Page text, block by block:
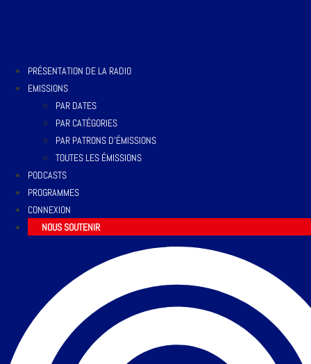
PRÉSENTATION DE LA RADIO
EMISSIONS
PAR DATES
PAR CATÉGORIES
PAR PATRONS D’ÉMISSIONS
TOUTES LES ÉMISSIONS
PODCASTS
PROGRAMMES
CONNEXION
NOUS SOUTENIR